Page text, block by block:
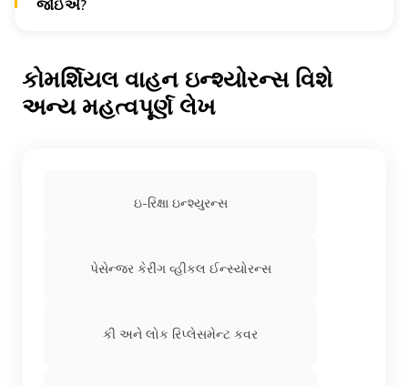
જોઈએ?
કોમર્શિયલ વાહન ઇન્શ્યોરન્સ વિશે
અન્ય મહત્વપૂર્ણ લેખ
ઇ-રિક્ષા ઇન્શ્યુરન્સ
પેસેન્જર કેરીંગ વ્હીકલ ઈન્સ્યોરન્સ
કી અને લોક રિપ્લેસમેન્ટ કવર